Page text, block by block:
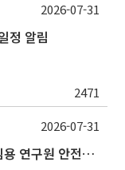
정 알림
2471
2026-07-31
2026년 2학기 대학원 신입생 및 신규 임용 연구원 안전환경교육(신규교육) 실시 안내
2026-07-31